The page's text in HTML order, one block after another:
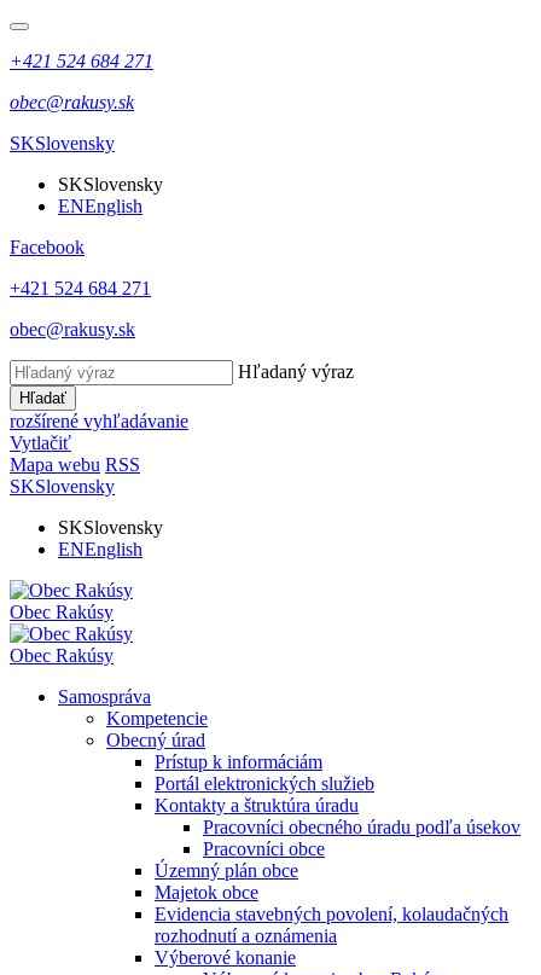
+421 524 684 271
obec@rakusy.sk
SKSlovensky
SKSlovensky
ENEnglish
Facebook
+421 524 684 271
obec@rakusy.sk
Hľadaný výraz
Hľadať
rozšírené vyhľadávanie
Vytlačiť
Mapa webu RSS
SKSlovensky
SKSlovensky
ENEnglish
Obec Rakúsy
Obec Rakúsy
Samospráva
Kompetencie
Obecný úrad
Prístup k informáciám
Portál elektronických služieb
Kontakty a štruktúra úradu
Pracovníci obecného úradu podľa úsekov
Pracovníci obce
Územný plán obce
Majetok obce
Evidencia stavebných povolení, kolaudačných
rozhodnutí a oznámenia
Výberové konanie